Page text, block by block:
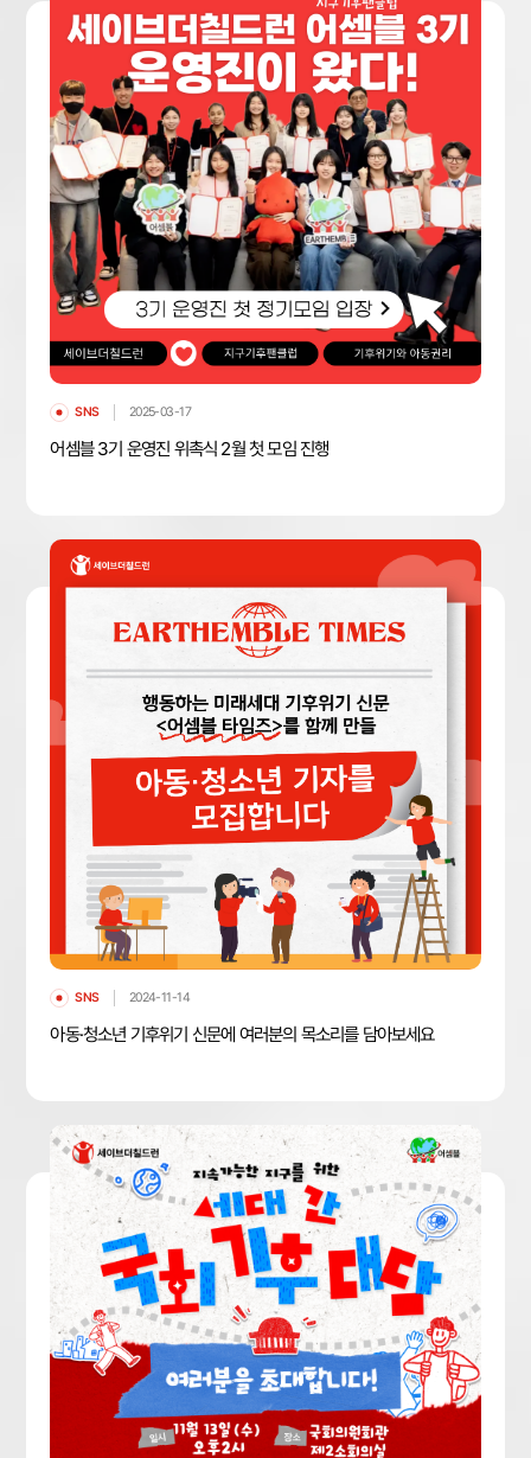
SNS 2025-03-17
어셈블 3기 운영진 위촉식 2월 첫 모임 진행
SNS 2024-11-14
아동·청소년 기후위기 신문에 여러분의 목소리를 담아보세요